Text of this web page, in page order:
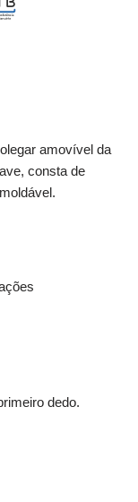
amovível da
consta de
dedo.